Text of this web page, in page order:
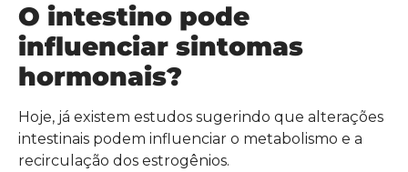
O intestino pode
influenciar sintomas
hormonais?
Hoje, já existem estudos sugerindo que alterações
intestinais podem influenciar o metabolismo e a
recirculação dos estrogênios.